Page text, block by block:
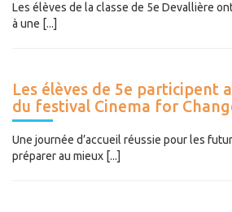
Les élèves de la classe de 5e Devallière
à une [...]
Les élèves de 5e participent
du festival Cinema for
Une journée d’accueil réussie pour les
préparer au mieux [...]